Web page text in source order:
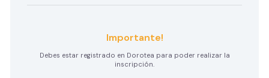
Importante!
Debes estar registrado en Dorotea para poder realizar la
inscripción.